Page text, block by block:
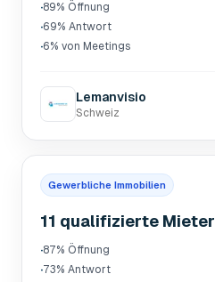
·89% Öffnung
·69% Antwort
·6% von Meetings
Lemanvisio
Schweiz
Gewerbliche Immobilien
11 qualifizierte Mieter
·87% Öffnung
·73% Antwort